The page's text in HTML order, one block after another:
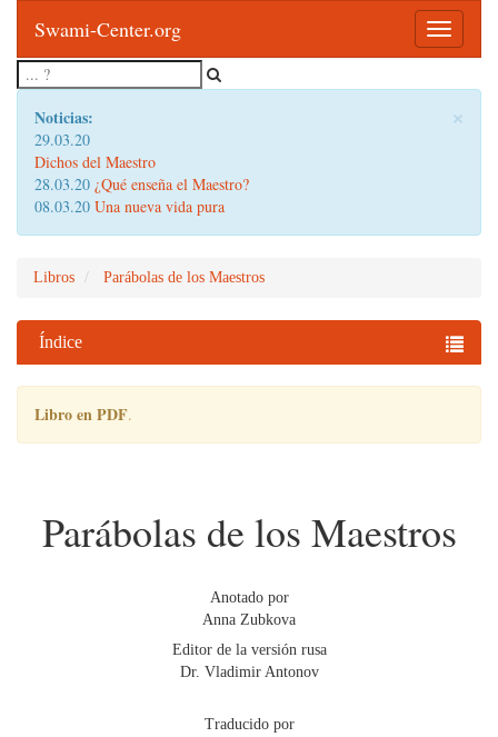
Toggle
Swami-Center.org
×
Noticias:
29.03.20
Dichos del Maestro
28.03.20 ¿Qué enseña el Maestro?
08.03.20 Una nueva vida pura
Libros Parábolas de los Maestros
Índice
Libro en PDF.
Parábolas de los Maestros
Anotado por
Anna Zubkova
Editor de la versión rusa
Dr. Vladimir Antonov
Traducido por